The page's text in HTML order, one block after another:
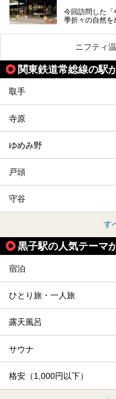
業施設の一角に
10室のサウナ
今回訪問した「
季折々の自然を
紅葉シーズン
楽しんでもら
ービスやイベ
※2024年の紅葉
ニフティ
関東鉄道常総線の駅
取手
寺原
ゆめみ野
戸頭
守谷
す
黒子駅の人気テーマ
宿泊
ひとり旅・一人旅
露天風呂
サウナ
格安（1,000円以下）